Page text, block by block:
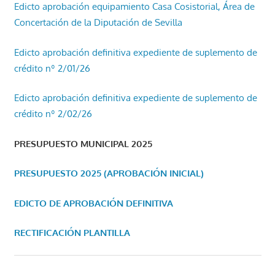
Edicto aprobación equipamiento Casa Cosistorial, Área de
Concertación de la Diputación de Sevilla
Edicto aprobación definitiva expediente de suplemento de
crédito nº 2/01/26
Edicto aprobación definitiva expediente de suplemento de
crédito nº 2/02/26
PRESUPUESTO MUNICIPAL 2025
PRESUPUESTO 2025 (APROBACIÓN INICIAL)
EDICTO DE APROBACIÓN DEFINITIVA
RECTIFICACIÓN PLANTILLA